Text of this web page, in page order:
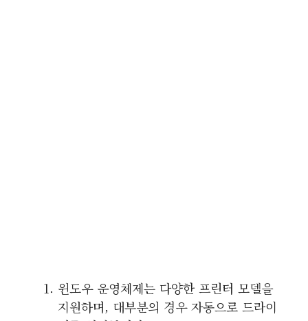
윈도우 운영체제는 다양한 프린터 모델을
지원하며, 대부분의 경우 자동으로 드라이